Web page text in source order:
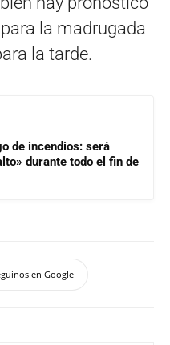
la madrugada
la tarde.
de incendios: será
durante todo el fin de
en Google